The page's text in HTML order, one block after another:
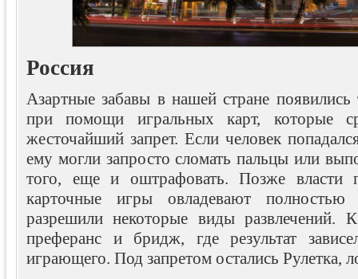
Россия
Азартные забавы в нашей стране
при помощи игральных карт, которые
жесточайший запрет. Если человек
ему могли запросто сломать пальцы или
того, еще и оштрафовать. Позже власти
карточные игры овладевают
разрешили некоторые виды
преферанс и бридж, где результат
играющего. Под запретом остались Рулетка,